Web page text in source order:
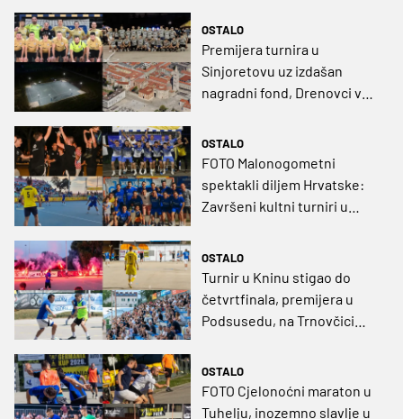
OSTALO
Premijera turnira u
Sinjoretovu uz izdašan
nagradni fond, Drenovci već
OSTALO
FOTO Malonogometni
spektakli diljem Hrvatske:
Završeni kultni turniri u
OSTALO
Turnir u Kninu stigao do
četvrtfinala, premijera u
Podsusedu, na Trnovčici
OSTALO
FOTO Cjelonoćni maraton u
Tuhelju, inozemno slavlje u